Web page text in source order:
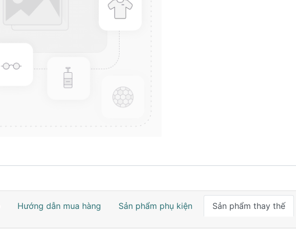
Hướng dẫn mua hàng Sản phẩm phụ kiện Sản phẩm thay thế